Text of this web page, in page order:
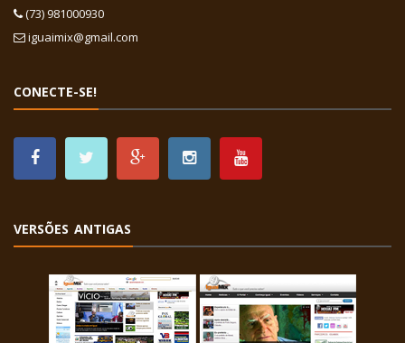
(73) 981000930
iguaimix@gmail.com
CONECTE-SE!
VERSÕES ANTIGAS